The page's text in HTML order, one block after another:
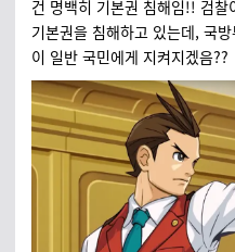
건 명백히 기본권 침해임!! 검찰
기본권을 침해하고 있는데, 국
이 일반 국민에게 지켜지겠음??